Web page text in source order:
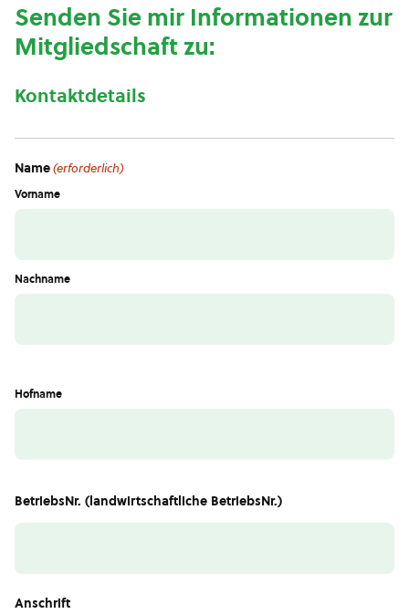
Senden Sie mir Informationen zur
Mitgliedschaft zu:
Kontaktdetails
Name(erforderlich)
Vorname
Nachname
Hofname
BetriebsNr. (landwirtschaftliche BetriebsNr.)
Anschrift